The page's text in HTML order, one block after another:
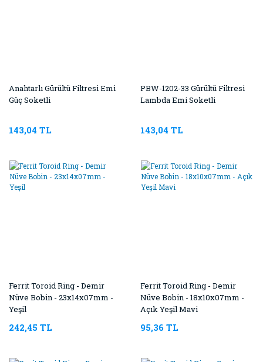
Anahtarlı Gürültü Filtresi Emi
Güç Soketli
143,04 TL
PBW-1202-33 Gürültü Filtresi
Lambda Emi Soketli
143,04 TL
Ferrit Toroid Ring - Demir
Nüve Bobin - 23x14x07mm -
Yeşil
242,45 TL
Ferrit Toroid Ring - Demir
Nüve Bobin - 18x10x07mm -
Açık Yeşil Mavi
95,36 TL